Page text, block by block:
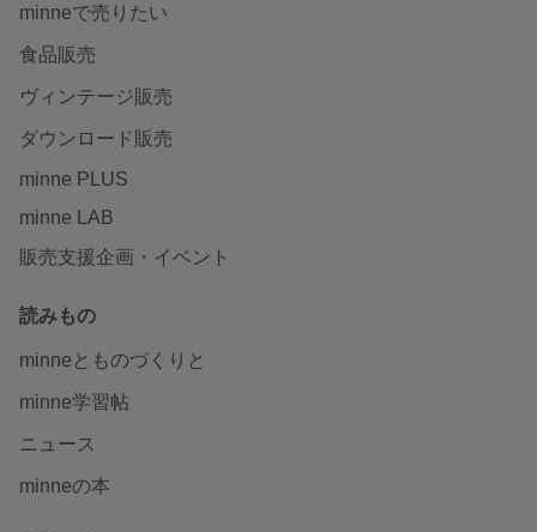
minneで売りたい
食品販売
ヴィンテージ販売
ダウンロード販売
minne PLUS
minne LAB
販売支援企画・イベント
読みもの
minneとものづくりと
minne学習帖
ニュース
minneの本